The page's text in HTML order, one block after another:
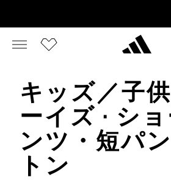
キッズ／子
ーイズ · シ
ンツ・短パ
トン